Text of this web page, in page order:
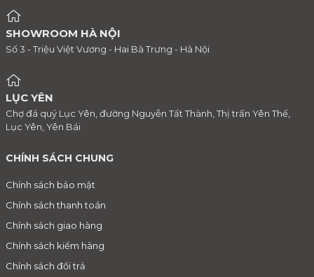
SHOWROOM HÀ NỘI
Số 3 - Triệu Việt Vương - Hai Bà Trưng - Hà Nội
LỤC YÊN
Chợ đá quý Lục Yên, đường Nguyễn Tất Thành, Thị trấn Yên Thế,
Lục Yên, Yên Bái
CHÍNH SÁCH CHUNG
Chính sách bảo mật
Chính sách thanh toán
Chính sách giao hàng
Chính sách kiểm hàng
Chính sách đổi trả